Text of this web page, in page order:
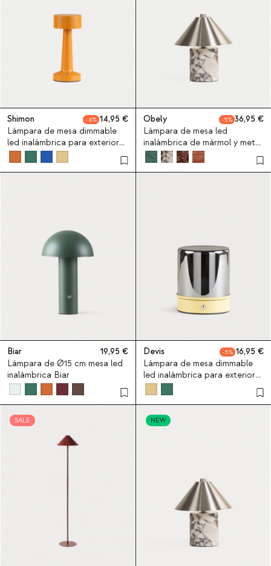
Shimon 6
14,95
Lámpara de mesa dimmable
led inalámbrica para exterior
Shimon
Obely 5
36,95
Lámpara de mesa led
inalámbrica de mármol y metal
Obely
Biar
19,95
Lámpara de Ø15 cm mesa led
inalámbrica Biar
Devis 5
16,95
Lámpara de mesa dimmable
led inalámbrica para exterior
Devis
SALE NEW